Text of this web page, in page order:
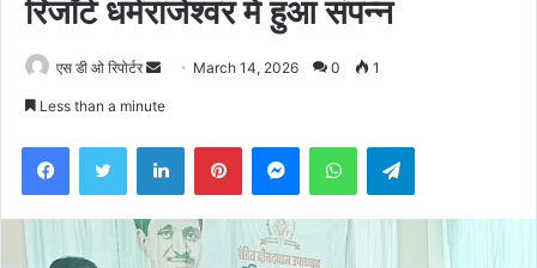
रिजॉर्ट धर्मराजेश्वर में हुआ संपन्न
एस डी ओ रिपोर्टर
Send March 14, 2026 0 1
Less than a minute
FacebookTwitter LinkedInPinterestMessengerWhatsAppTelegram